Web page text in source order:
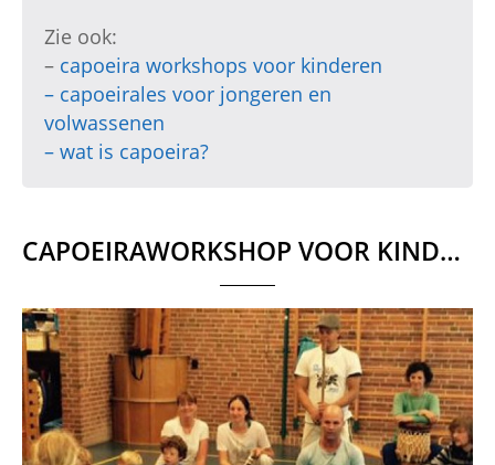
Zie ook:
– capoeira workshops voor kinderen
– capoeirales voor jongeren en
volwassenen
– wat is capoeira?
CAPOEIRAWORKSHOP VOOR KINDEREN TERSCHELLING